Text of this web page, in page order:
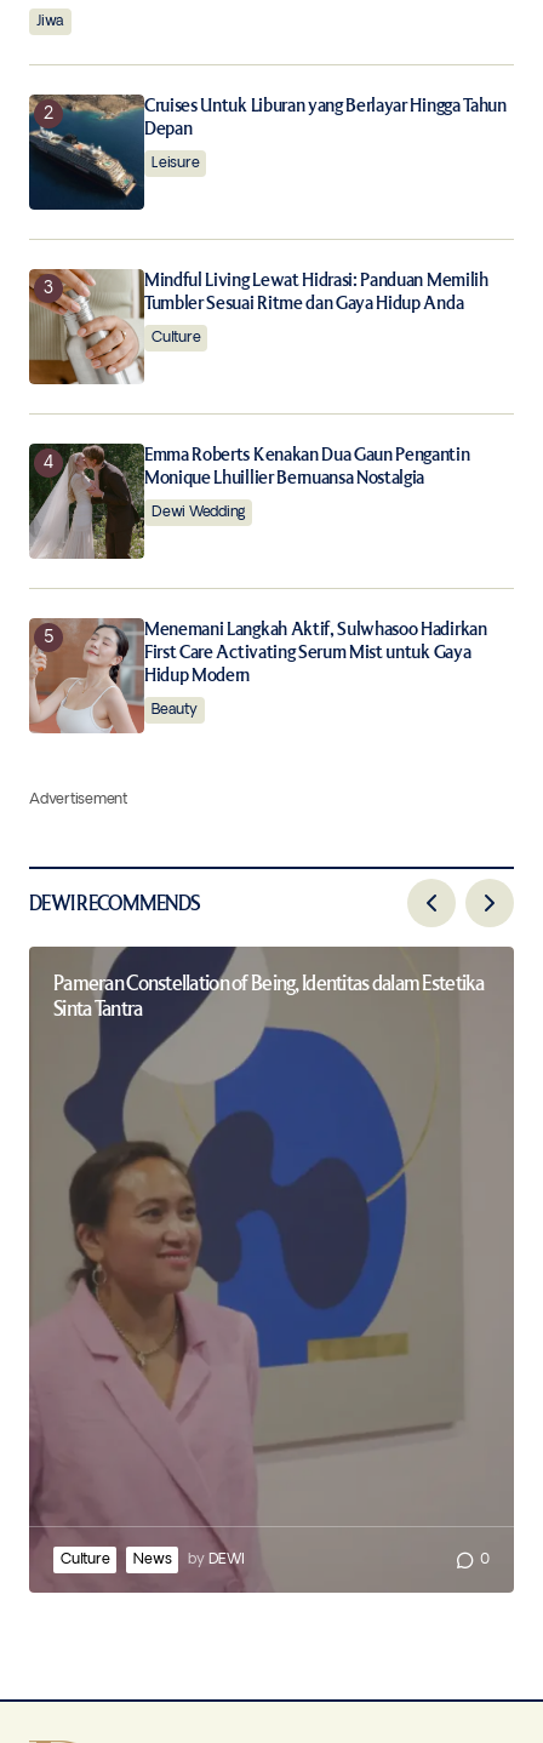
the next time I comment.
Notify me of follow-up comments by email.
Notify me of new posts by email.
Submit Comment
Jiwa
Cruises Untuk Liburan yang Berlayar Hingga Tahun
Depan
Leisure
Mindful Living Lewat Hidrasi: Panduan Memilih
Tumbler Sesuai Ritme dan Gaya Hidup Anda
Culture
Emma Roberts Kenakan Dua Gaun Pengantin
Monique Lhuillier Bernuansa Nostalgia
Dewi Wedding
Menemani Langkah Aktif, Sulwhasoo Hadirkan
First Care Activating Serum Mist untuk Gaya
Hidup Modern
Beauty
Advertisement
DEWI RECOMMENDS
Pameran Constellation of Being, Identitas dalam Estetika
Sinta Tantra
Culture News by DEWI 0